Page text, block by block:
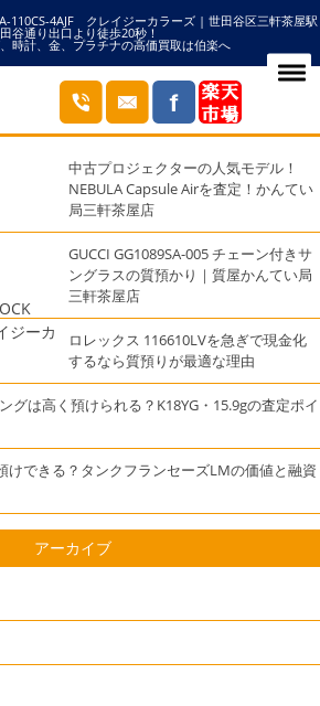
110CS-4AJF クレイジーカラーズ | 世田谷区三軒茶屋駅
谷通り出口より徒歩20秒！
時計、金、プラチナの高価買取は伯楽へ
ズの記事一覧
ジーカ
最近の投稿
中古プロジェクターの人気モデル！
NEBULA Capsule Airを査定！かんてい
局三軒茶屋店
GUCCI GG1089SA-005 チェーン付きサ
ングラスの質預かり｜質屋かんてい局
三軒茶屋店
ロレックス 116610LVを急ぎで現金化
するなら質預りが最適な理由
グは高く預けられる？K18YG・15.9gの査定ポイ
けできる？タンクフランセーズLMの価値と融資
アーカイブ